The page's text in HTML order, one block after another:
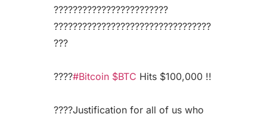
????????????????????????
?????????????????????????????????
???
????#Bitcoin $BTC Hits $100,000 !!
????Justification for all of us who